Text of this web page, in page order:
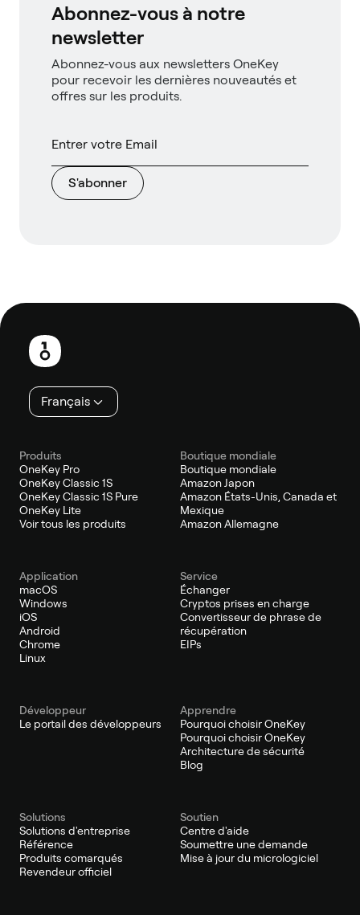
Abonnez-vous à notre
newsletter
Abonnez-vous aux newsletters OneKey
pour recevoir les dernières nouveautés et
offres sur les produits.
S'abonner
Pied
page
Français
Produits
OneKey Pro
OneKey Classic 1S
OneKey Classic 1S Pure
OneKey Lite
Voir tous les produits
Boutique mondiale
Boutique mondiale
Amazon Japon
Amazon États-Unis, Canada et
Mexique
Amazon Allemagne
Application
macOS
Windows
iOS
Android
Chrome
Linux
Service
Échanger
Cryptos prises en charge
Convertisseur de phrase de
récupération
EIPs
Développeur
Le portail des développeurs
Apprendre
Pourquoi choisir OneKey
Pourquoi choisir OneKey
Architecture de sécurité
Blog
Solutions
Solutions d'entreprise
Référence
Produits comarqués
Revendeur officiel
Soutien
Centre d'aide
Soumettre une demande
Mise à jour du micrologiciel